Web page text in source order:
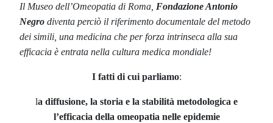
Il Museo dell’Omeopatia di Roma, Fondazione Antonio
Negro diventa perciò il riferimento documentale del metodo
dei simili, una medicina che per forza intrinseca alla sua
efficacia è entrata nella cultura medica mondiale!
I fatti di cui parliamo:
la diffusione, la storia e la stabilità metodologica e
l’efficacia della omeopatia nelle epidemie